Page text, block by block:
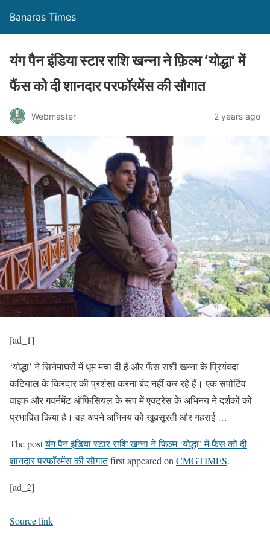
Banaras Times
यंग पैन इंडिया स्टार राशि खन्ना ने फ़िल्म ‘योद्धा’ में
फैंस को दी शानदार परफॉरमेंस की सौगात
Webmaster 2 years ago
[ad_1]
‘योद्धा’ ने सिनेमाघरों में धूम मचा दी है और फैंस राशी खन्ना के प्रियंवदा
कटियाल के किरदार की प्रशंसा करना बंद नहीं कर रहे हैं। एक सपोर्टिव
वाइफ और गवर्नमेंट ऑफिसियल के रूप में एक्ट्रेस के अभिनय ने दर्शकों को
प्रभावित किया है। वह अपने अभिनय को खूबसूरती और गहराई …
The postयंग पैन इंडिया स्टार राशि खन्ना ने फ़िल्म ‘योद्धा’ में फैंस को दी
शानदार परफॉरमेंस की सौगातfirst appeared on CMGTIMES.
[ad_2]
Source link